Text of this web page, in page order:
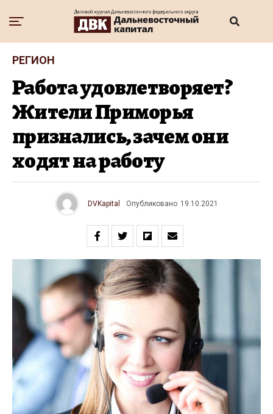
РЕГИОН
Работа удовлетворяет?
Жители Приморья
признались, зачем они
ходят на работу
DVKapital Опубликовано 19.10.2021